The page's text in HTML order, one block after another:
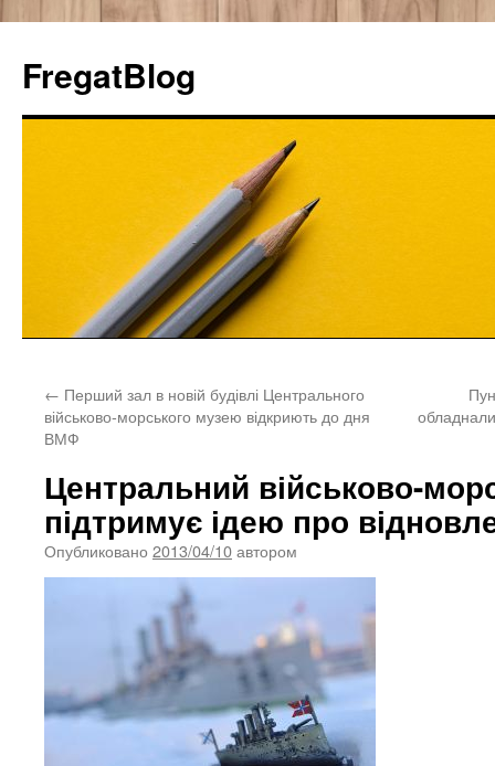
FregatBlog
содержимому
← Перший зал в новій будівлі Центрального
військово-морського музею відкриють до дня
ВМФ
Центральний військово-
підтримує ідею про
Опубликовано 2013/04/10автором